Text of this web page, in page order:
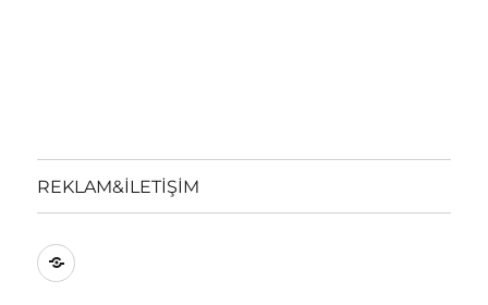
REKLAM&İLETİŞİM
REKLAM&İLETİŞİM